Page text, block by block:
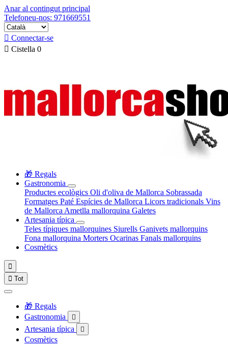
Anar al contingut principal
Telefoneu-nos: 971669551
 Connectar-se
 Cistella 0
🎁 Regals
Gastronomia
Productes ecològics Oli d'oliva de Mallorca Sobrassada
Formatges Paté Espícies de Mallorca Licors tradicionals Vins
de Mallorca Ametlla mallorquina Galetes
Artesania típica
Teles típiques mallorquines Siurells Ganivets mallorquins
Fona mallorquina Morters Ocarinas Fanals mallorquins
Cosmètics

 Tot
🎁 Regals
Gastronomia

Artesania típica 
Cosmètics